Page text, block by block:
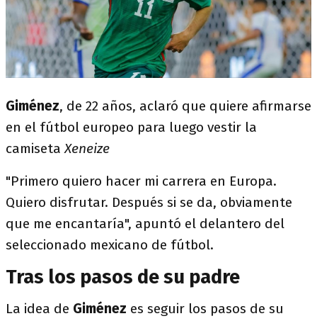
Giménez, de 22 años, aclaró que quiere afirmarse
en el fútbol europeo para luego vestir la
camisetaXeneize
"Primero quiero hacer mi carrera en Europa.
Quiero disfrutar. Después si se da, obviamente
que me encantaría", apuntó el delantero del
seleccionado mexicano de fútbol.
Tras los pasos de su padre
La idea de Giménez es seguir los pasos de su